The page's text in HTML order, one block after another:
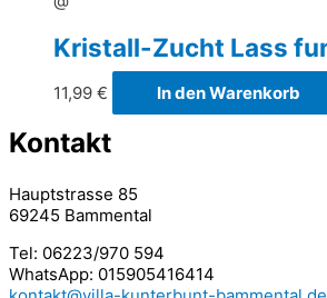
Kristall-Zucht Lass
11,99 € In den Warenkorb
Kontakt
Hauptstrasse 85
69245 Bammental
Tel: 06223/970 594
WhatsApp: 015905416414